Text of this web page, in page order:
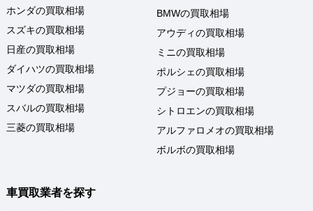
ホンダの買取相場
スズキの買取相場
日産の買取相場
ダイハツの買取相場
マツダの買取相場
スバルの買取相場
三菱の買取相場
BMWの買取相場
アウディの買取相場
ミニの買取相場
ポルシェの買取相場
プジョーの買取相場
シトロエンの買取相場
アルファロメオの買取相場
ボルボの買取相場
車買取業者を探す